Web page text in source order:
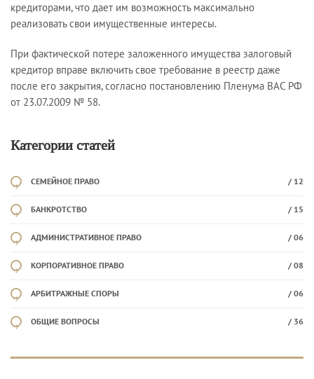
кредиторами, что дает им возможность максимально
реализовать свои имущественные интересы.
При фактической потере заложенного имущества залоговый
кредитор вправе включить свое требование в реестр даже
после его закрытия, согласно постановлению Пленума ВАС РФ
от 23.07.2009 № 58.
Категории статей
СЕМЕЙНОЕ ПРАВО / 12
БАНКРОТСТВО / 15
АДМИНИСТРАТИВНОЕ ПРАВО / 06
КОРПОРАТИВНОЕ ПРАВО / 08
АРБИТРАЖНЫЕ СПОРЫ / 06
ОБЩИЕ ВОПРОСЫ / 36